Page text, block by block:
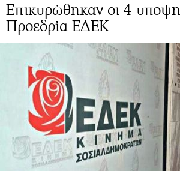
Επικυρώθηκαν οι 4
Προεδρία ΕΔΕΚ